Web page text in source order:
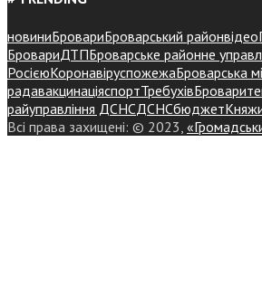
новиниБровариБроварський районвідео
БровариДТПБроварське районне
РосієюКоронавіруспожежаБроварська
радавакцинаціяспортТребухів
райуправління ДСНСДСНСбюджет
Всі права захищені: © 2023,